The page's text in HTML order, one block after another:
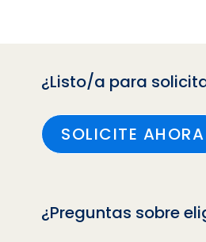
¿Listo/a para
SOLICITE AHORA
¿Preguntas sobre